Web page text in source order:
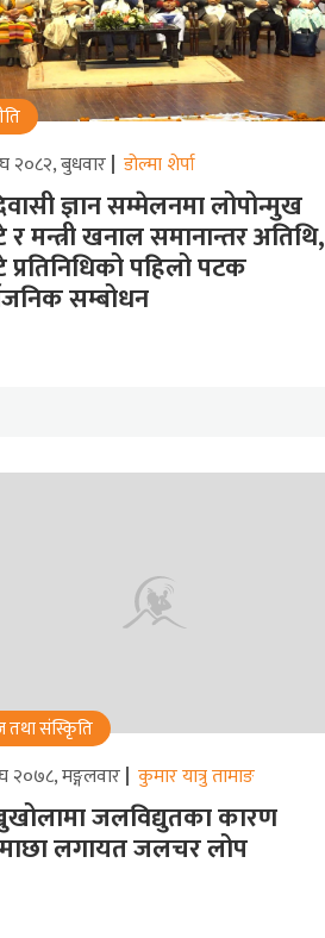
२०८२, बुधवार डोल्मा शेर्पा
ज्ञान सम्मेलनमा लोपोन्मुख
र मन्त्री खनाल समानान्तर अतिथि,
प्रतिनिधिको पहिलो पटक
सम्बोधन
तथा संस्किृति
२०७८, मङ्गलवार कुमार यात्रु तामाङ
जलविद्युतका कारण
लगायत जलचर लोप